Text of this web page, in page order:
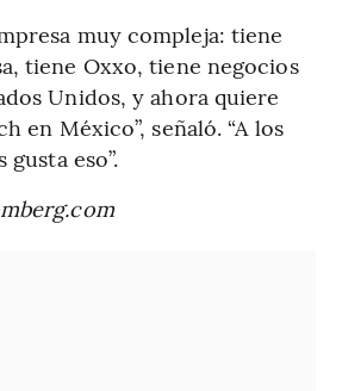
muy compleja: tiene
tiene Oxxo, tiene negocios
Unidos, y ahora quiere
en México”, señaló. “A los
eso”.